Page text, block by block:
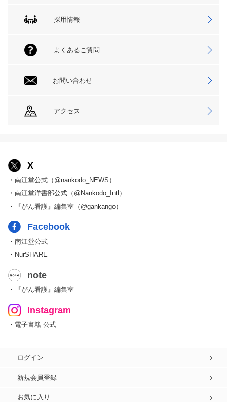
採用情報
よくあるご質問
お問い合わせ
アクセス
X
・南江堂公式（@nankodo_NEWS）
・南江堂洋書部公式（@Nankodo_Intl）
・『がん看護』編集室（@gankango）
Facebook
・南江堂公式
・NurSHARE
note
・『がん看護』編集室
Instagram
・電子書籍 公式
ログイン
新規会員登録
お気に入り